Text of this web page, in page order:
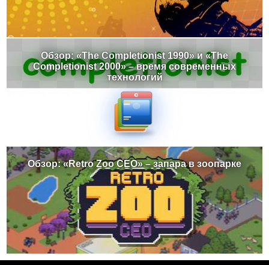
Обзор: «The Completionist 1990» и «The
Completionist 2000» – время современных
технологий
Обзор: «Retro Zoo CEO» – запара в зоопарке